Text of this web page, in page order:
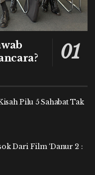
Pilu 5 Sahabat Tak
Dari Film ‘Danur 2 :